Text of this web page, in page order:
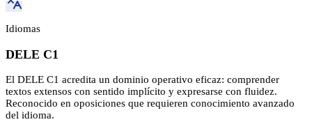
Idiomas
DELE C1
El DELE C1 acredita un dominio operativo eficaz: comprender
textos extensos con sentido implícito y expresarse con fluidez.
Reconocido en oposiciones que requieren conocimiento avanzado
del idioma.